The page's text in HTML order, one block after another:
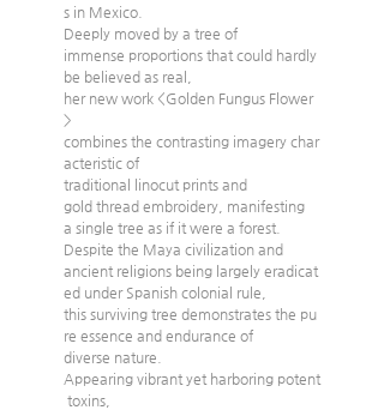
s in Mexico.
Deeply moved by a tree of
immense proportions that could hardly
be believed as real,
her new work <Golden Fungus Flower
>
combines the contrasting imagery char
acteristic of
traditional linocut prints and
gold thread embroidery, manifesting
a single tree as if it were a forest.
Despite the Maya civilization and
ancient religions being largely eradicat
ed under Spanish colonial rule,
this surviving tree demonstrates the pu
re essence and endurance of
diverse nature.
Appearing vibrant yet harboring potent
toxins,